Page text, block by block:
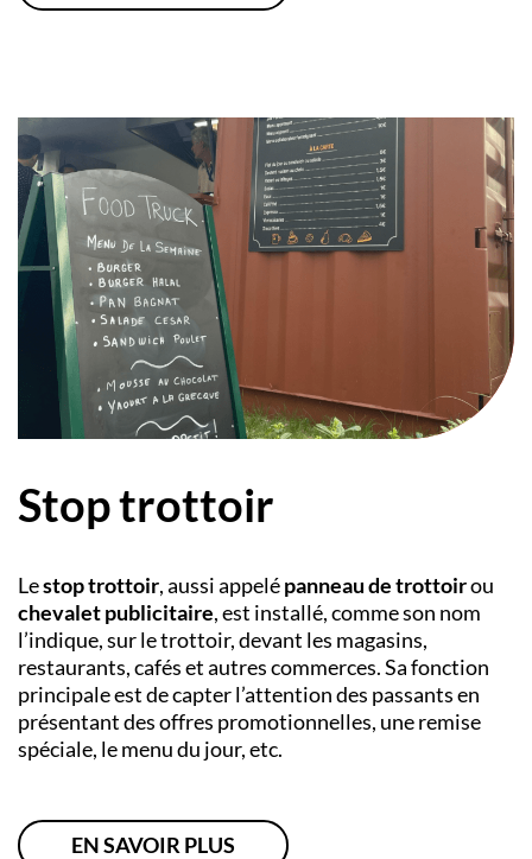
Stop trottoir
Lestop trottoir, aussi appelépanneau de trottoirou
chevalet publicitaire, est installé, comme son nom
l’indique, sur le trottoir, devant les magasins,
restaurants, cafés et autres commerces. Sa fonction
principale est de capter l’attention des passants en
présentant des offres promotionnelles, une remise
spéciale, le menu du jour, etc.
EN SAVOIR PLUS